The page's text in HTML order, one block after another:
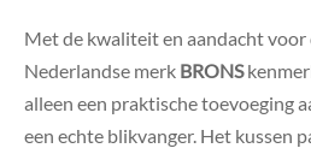
Met de kwaliteit en aandacht
Nederlandse merk BRONS
alleen een praktische toevoeging
een echte blikvanger. Het kussen